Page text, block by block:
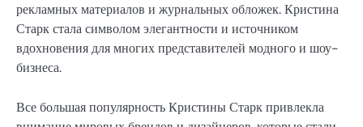
рекламных материалов и журнальных обложек. Кристина
Старк стала символом элегантности и источником
вдохновения для многих представителей модного и шоу-
бизнеса.
Все большая популярность Кристины Старк привлекла